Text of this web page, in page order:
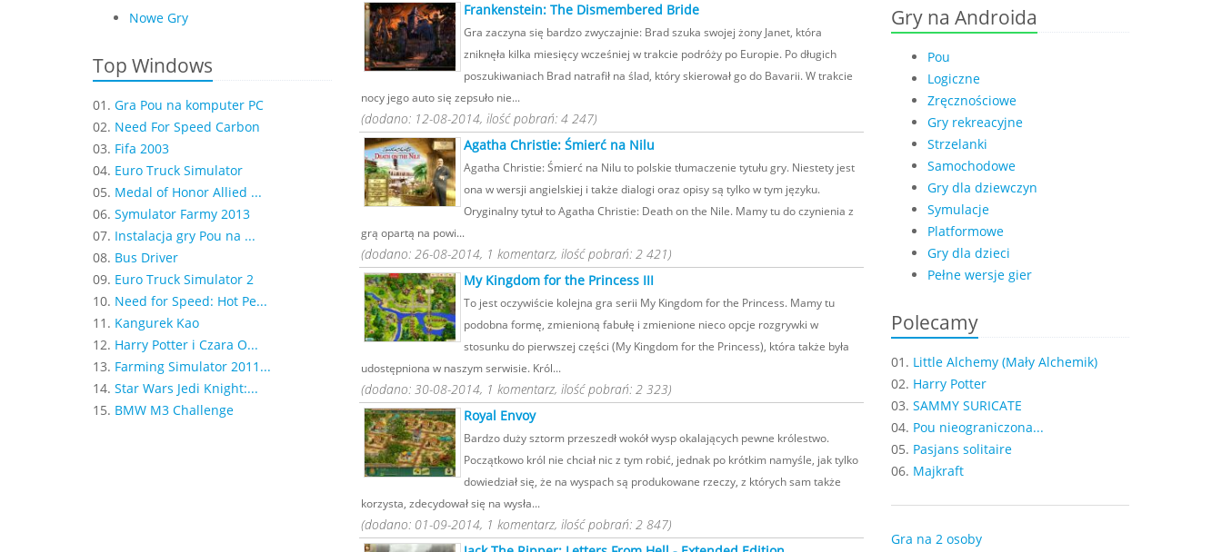
Nowe Gry
Top Windows
01. Gra Pou na komputer PC
02. Need For Speed Carbon
03. Fifa 2003
04. Euro Truck Simulator
05. Medal of Honor Allied ...
06. Symulator Farmy 2013
07. Instalacja gry Pou na ...
08. Bus Driver
09. Euro Truck Simulator 2
10. Need for Speed: Hot Pe...
11. Kangurek Kao
12. Harry Potter i Czara O...
13. Farming Simulator 2011...
14. Star Wars Jedi Knight:...
15. BMW M3 Challenge
Frankenstein: The Dismembered Bride
Gra zaczyna się bardzo zwyczajnie: Brad szuka swojej żony Janet, która
zniknęła kilka miesięcy wcześniej w trakcie podróży po Europie. Po długich
poszukiwaniach Brad natrafił na ślad, który skierował go do Bavarii. W trakcie
nocy jego auto się zepsuło nie...
(dodano: 12-08-2014, ilość pobrań: 4 247)
Agatha Christie: Śmierć na Nilu
Agatha Christie: Śmierć na Nilu to polskie tłumaczenie tytułu gry. Niestety jest
ona w wersji angielskiej i także dialogi oraz opisy są tylko w tym języku.
Oryginalny tytuł to Agatha Christie: Death on the Nile. Mamy tu do czynienia z
grą opartą na powi...
(dodano: 26-08-2014, 1 komentarz, ilość pobrań: 2 421)
My Kingdom for the Princess III
To jest oczywiście kolejna gra serii My Kingdom for the Princess. Mamy tu
podobna formę, zmienioną fabułę i zmienione nieco opcje rozgrywki w
stosunku do pierwszej części (My Kingdom for the Princess), która także była
udostępniona w naszym serwisie. Król...
(dodano: 30-08-2014, 1 komentarz, ilość pobrań: 2 323)
Royal Envoy
Bardzo duży sztorm przeszedł wokół wysp okalających pewne królestwo.
Początkowo król nie chciał nic z tym robić, jednak po krótkim namyśle, jak tylko
dowiedział się, że na wyspach są produkowane rzeczy, z których sam także
korzysta, zdecydował się na wysła...
(dodano: 01-09-2014, 1 komentarz, ilość pobrań: 2 847)
Gry na Androida
Pou
Logiczne
Zręcznościowe
Gry rekreacyjne
Strzelanki
Samochodowe
Gry dla dziewczyn
Symulacje
Platformowe
Gry dla dzieci
Pełne wersje gier
Polecamy
01. Little Alchemy (Mały Alchemik)
02. Harry Potter
03. SAMMY SURICATE
04. Pou nieograniczona...
05. Pasjans solitaire
06. Majkraft
Gra na 2 osoby